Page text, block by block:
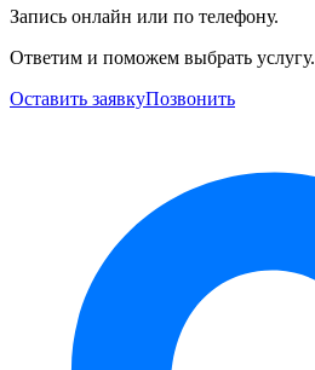
Запись онлайн или по телефону.
Ответим и поможем выбрать услугу.
Оставить заявкуПозвонить